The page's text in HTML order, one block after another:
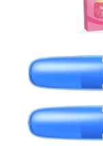
DEL
SITIO
PRIVACY